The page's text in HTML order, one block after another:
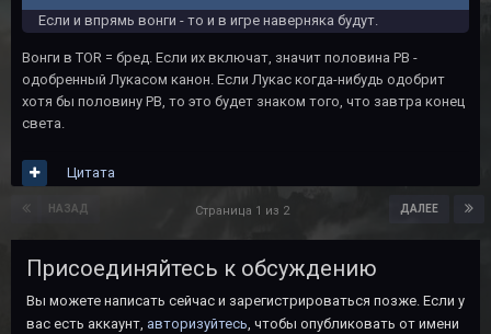
Если и впрямь вонги - то и в игре наверняка будут.
Вонги в ТОR = бред. Если их включат, значит половина РВ -
одобренный Лукасом канон. Если Лукас когда-нибудь одобрит
хотя бы половину РВ, то это будет знаком того, что завтра конец
света.
Цитата
НАЗАД ДАЛЕЕ
Страница 1 из 2
Присоединяйтесь к обсуждению
Вы можете написать сейчас и зарегистрироваться позже. Если у
вас есть аккаунт, авторизуйтесь, чтобы опубликовать от имени